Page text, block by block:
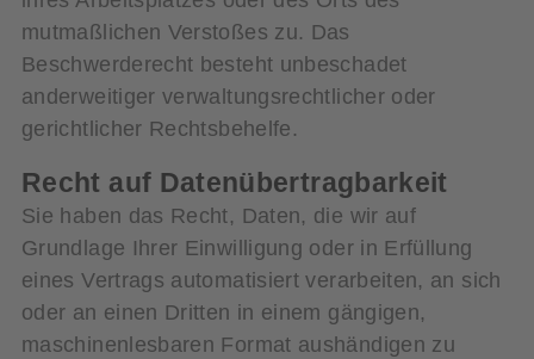
mutmaßlichen Verstoßes zu. Das
Beschwerderecht besteht unbeschadet
anderweitiger verwaltungsrechtlicher oder
gerichtlicher Rechtsbehelfe.
Recht auf Daten­übertrag­barkeit
Sie haben das Recht, Daten, die wir auf
Grundlage Ihrer Einwilligung oder in Erfüllung
eines Vertrags automatisiert verarbeiten, an sich
oder an einen Dritten in einem gängigen,
maschinenlesbaren Format aushändigen zu